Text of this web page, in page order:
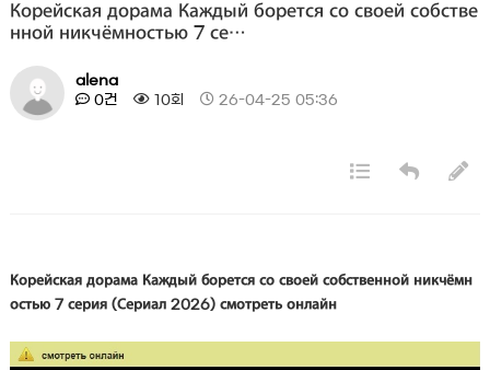
Корейская дорама Каждый борется со своей собстве
нной никчёмностью 7 се…
alena
0건
10회 26-04-25 05:36
Корейская дорама Каждый борется со своей собственной никчёмн
остью 7 серия (Сериал 2026) смотреть онлайн